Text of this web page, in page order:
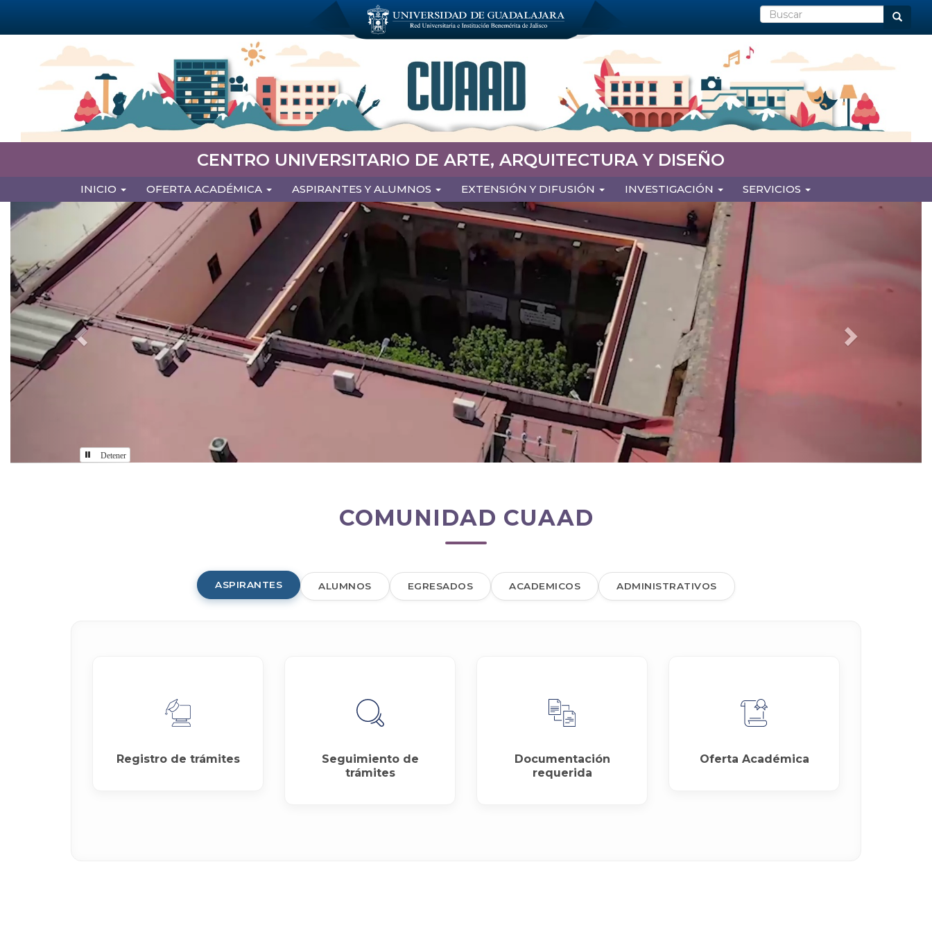
principal
Buscar Buscar
CENTRO UNIVERSITARIO DE ARTE, ARQUITECTURA Y DISEÑO
MAIN
NAVIGATION
INICIO OFERTA ACADÉMICA ASPIRANTES Y ALUMNOS EXTENSIÓN Y DIFUSIÓN INVESTIGACIÓN SERVICIOS
Previous Next
Detener
COMUNIDAD CUAAD
ASPIRANTES ALUMNOS EGRESADOS ACADEMICOS ADMINISTRATIVOS
Registro de trámites
Seguimiento de
trámites
Documentación
requerida
Oferta Académica